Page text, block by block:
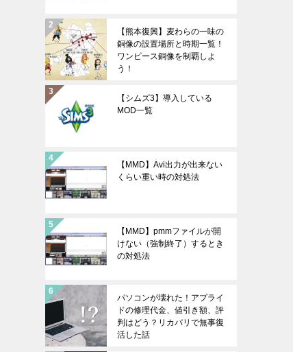
【熊本復興】麦わらの一味の
銅像の設置場所と時期一覧！
ワンピース銅像を制覇しよ
う！
【シムズ3】導入している
MOD一覧
【MMD】Avi出力が出来ない
くらい重い時の対処法
【MMD】pmmファイルが開
けない（強制終了）するとき
の対処法
パソコンが壊れた！アプライ
ドの修理代金、値引き額、評
判はどう？リカバリで無事復
活した話